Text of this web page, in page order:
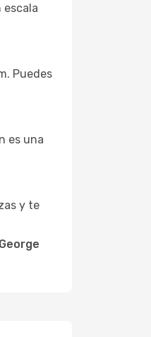
escala
Puedes
es una
y te